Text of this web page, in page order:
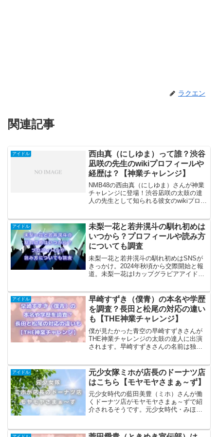
ラクエン
関連記事
アイドル
西由真（にしゆま）って誰？渋谷
凪咲の先生のwikiプロフィールや
経歴は？【神業チャレンジ】
NMB48の西由真（にしゆま）さんが神業
チャレンジに登場！渋谷凪咲の太鼓の達
人の先生として知られる彼女のwikiプロフ
アイドル
未梨一花と若井滉斗の馴れ初めは
いつから？プロフィールや読み方
についても調査
未梨一花と若井滉斗の馴れ初めはSNSが
きっかけ。2024年秋頃から交際開始と報
道。未梨一花はIカップグラビアアイド
方、お泊まりデートの詳細も調査。
アイドル
早崎すずき（僕青）の本名や学歴
を調査？長田と松尾の対応の違い
も【THE神業チャレンジ】
僕が見たかった青空の早崎すずきさんが
THE神業チャレンジの太鼓の達人に出演
されます。早崎すずきさんの名前は独特
トの長田さんと松尾さんへの対応の違い
も確認していきます。
アイドル
元少女隊ミホが店長のドーナツ店
はこちら【モヤモヤさまぁ～ず】
元少女時代の藍田美豊（ミホ）さんが働
くドーナツ店がモヤモヤさまぁ～ずで紹
介されるそうです。元少女時代・みほさ
の逗子店、葉山店、鎌倉店の3店舗を詳し